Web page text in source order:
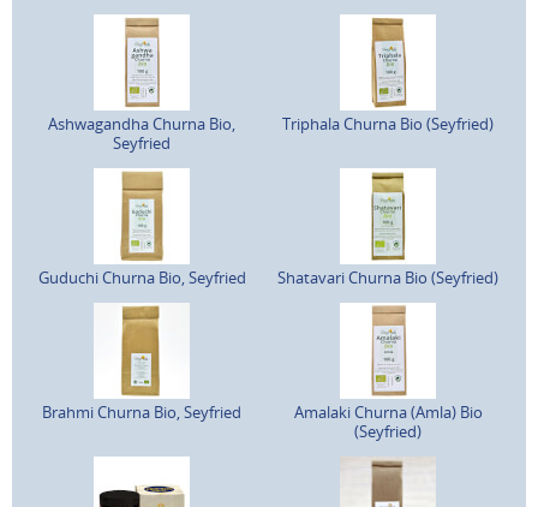
Ashwagandha Churna Bio,
Seyfried
Triphala Churna Bio (Seyfried)
Guduchi Churna Bio, Seyfried Shatavari Churna Bio (Seyfried)
Brahmi Churna Bio, Seyfried
Amalaki Churna (Amla) Bio
(Seyfried)